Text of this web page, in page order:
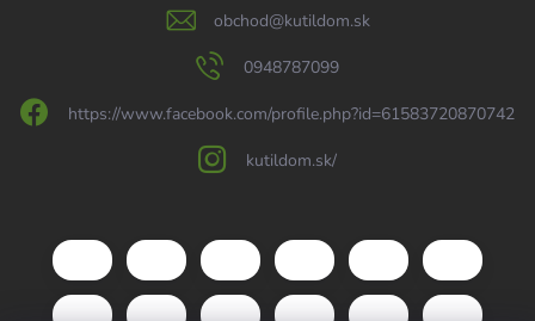
obchod@kutildom.sk
0948787099
https://www.facebook.com/profile.php?id=61583720870742
kutildom.sk/